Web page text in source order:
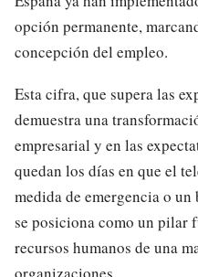
opción permanente,
concepción del empleo.
Esta cifra, que supera las
demuestra una
empresarial y en las
quedan los días en que el
medida de emergencia o
se posiciona como un pilar
recursos humanos de una